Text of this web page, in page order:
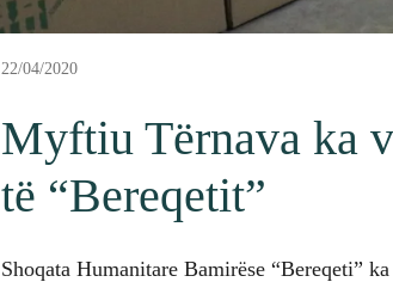
22/04/2020
Myftiu Tërnava ka
të “Bereqetit”
Shoqata Humanitare Bamirëse “Bereqeti”